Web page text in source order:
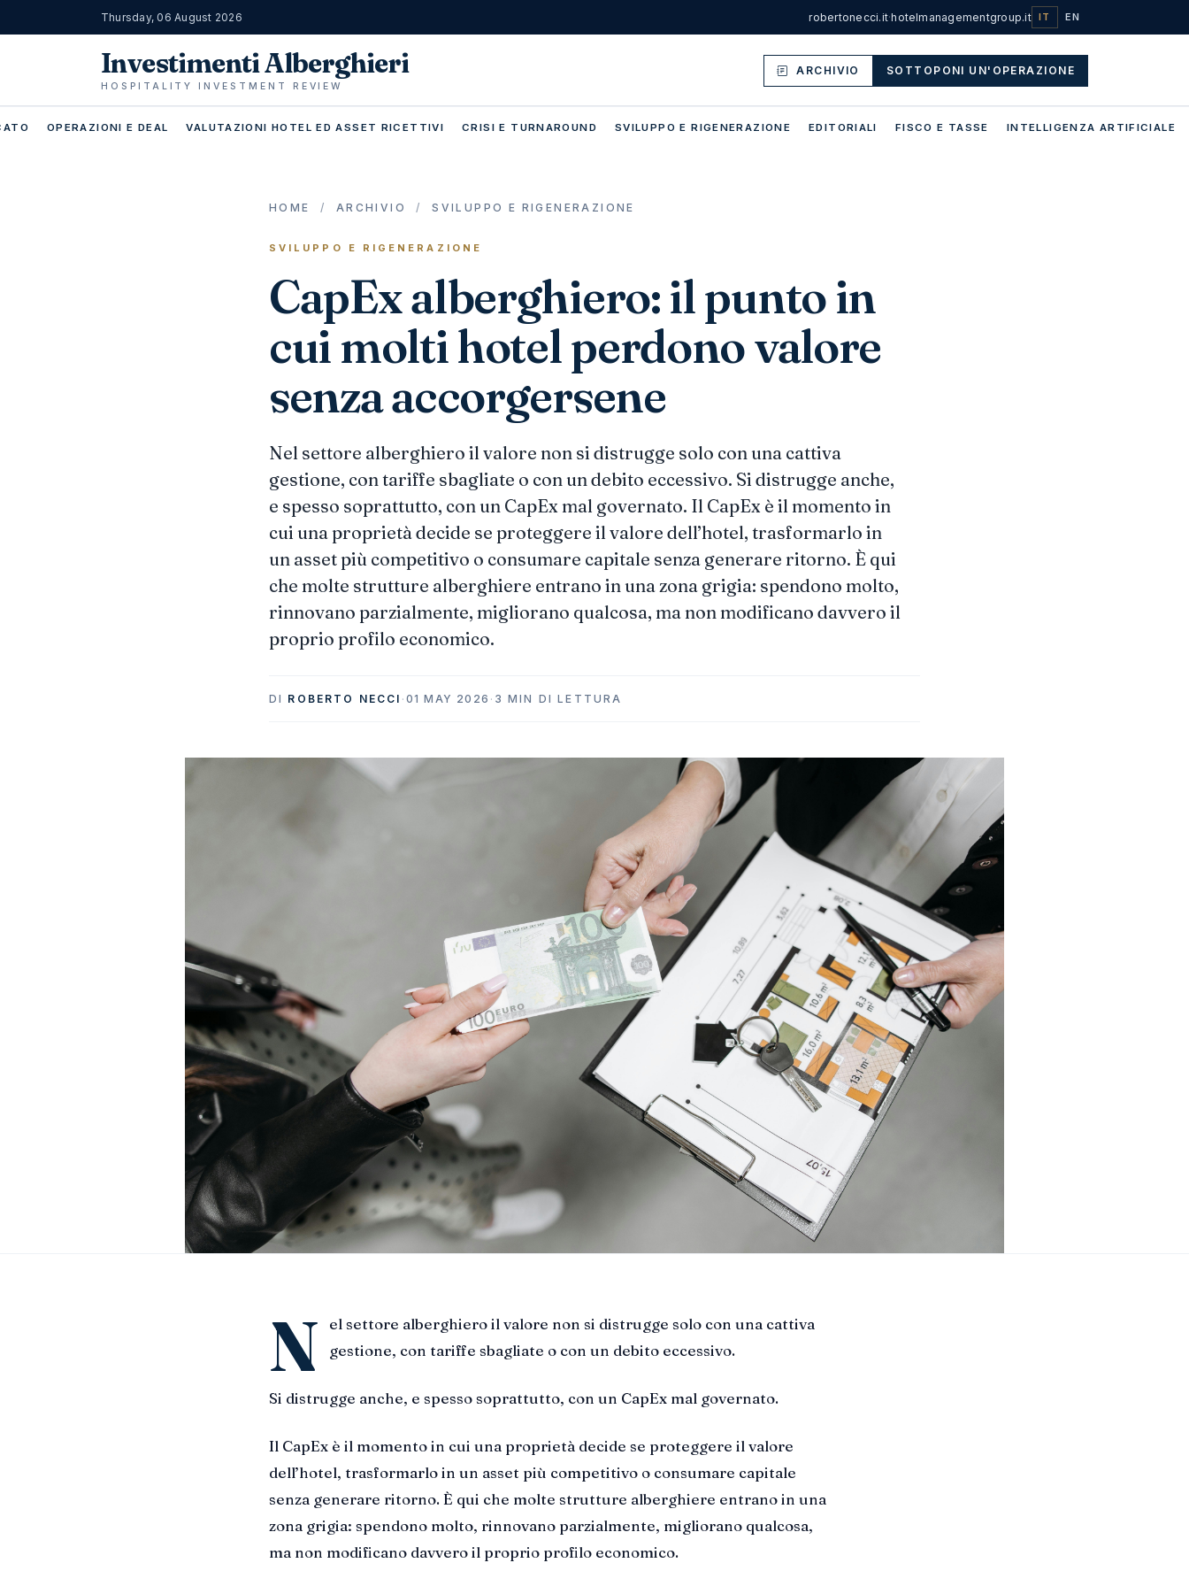
Thursday, 06 August 2026 robertonecci.it·hotelmanagementgroup.it IT EN
Investimenti Alberghieri
HOSPITALITY INVESTMENT REVIEW
ARCHIVIO SOTTOPONI UN'OPERAZIONE
OPERAZIONI E DEAL VALUTAZIONI HOTEL ED ASSET RICETTIVI CRISI E TURNAROUND SVILUPPO E RIGENERAZIONE EDITORIALI FISCO E TASSE INTELLIGENZA ARTIFICIALE
HOME / ARCHIVIO / SVILUPPO E RIGENERAZIONE
SVILUPPO E RIGENERAZIONE
CapEx alberghiero: il punto in
cui molti hotel perdono valore
senza accorgersene
Nel settore alberghiero il valore non si distrugge solo con una cattiva
gestione, con tariffe sbagliate o con un debito eccessivo. Si distrugge anche,
e spesso soprattutto, con un CapEx mal governato. Il CapEx è il momento in
cui una proprietà decide se proteggere il valore dell’hotel, trasformarlo in
un asset più competitivo o consumare capitale senza generare ritorno. È qui
che molte strutture alberghiere entrano in una zona grigia: spendono molto,
rinnovano parzialmente, migliorano qualcosa, ma non modificano davvero il
proprio profilo economico.
DI ROBERTO NECCI · 01 MAY 2026 · 3 MIN DI LETTURA
N
el settore alberghiero il valore non si distrugge solo con una cattiva
gestione, con tariffe sbagliate o con un debito eccessivo.
Si distrugge anche, e spesso soprattutto, con un CapEx mal governato.
Il CapEx è il momento in cui una proprietà decide se proteggere il valore
dell’hotel, trasformarlo in un asset più competitivo o consumare capitale
senza generare ritorno. È qui che molte strutture alberghiere entrano in una
zona grigia: spendono molto, rinnovano parzialmente, migliorano qualcosa,
ma non modificano davvero il proprio profilo economico.